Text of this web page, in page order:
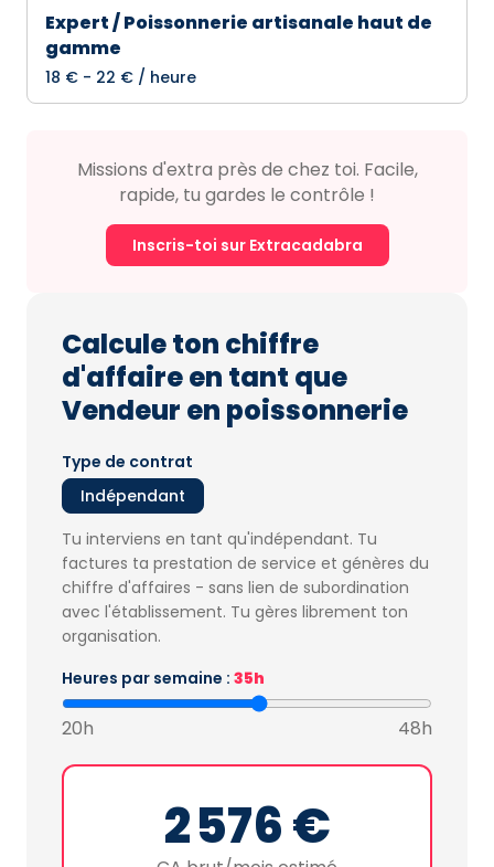
Expert / Poissonnerie artisanale haut de
gamme
18 € - 22 € / heure
Missions d'extra près de chez toi. Facile,
rapide, tu gardes le contrôle !
Inscris-toi sur Extracadabra
Calcule ton chiffre
d'affaire en tant que
Vendeur en poissonnerie
Type de contrat
Indépendant
Tu interviens en tant qu'indépendant. Tu
factures ta prestation de service et génères du
chiffre d'affaires - sans lien de subordination
avec l'établissement. Tu gères librement ton
organisation.
Heures par semaine : 35h
20h 48h
2 576 €